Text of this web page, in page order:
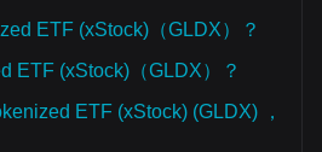
ETF (xStock)（GLDX）？
ETF (xStock)（GLDX）？
ETF (xStock) (GLDX) ，